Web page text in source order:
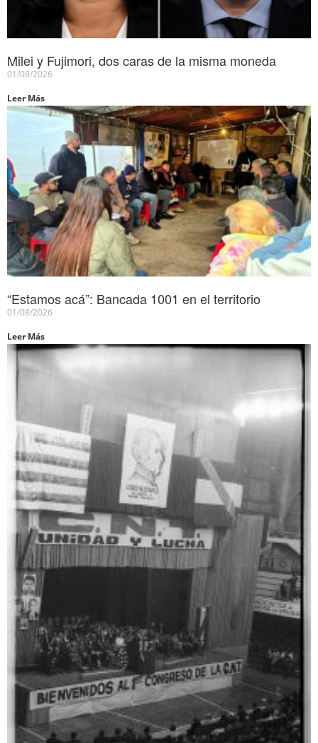
Milei y Fujimori, dos caras de la misma moneda
01/08/2026
Leer Más
“Estamos acá”: Bancada 1001 en el territorio
01/08/2026
Leer Más